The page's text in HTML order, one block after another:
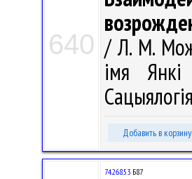
640 / Л. М.
імя Янкі
Добавить в корзину
74.268.53 Б87